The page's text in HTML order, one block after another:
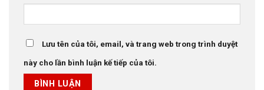
Lưu tên của tôi, email, và trang web trong trình duyệt
này cho lần bình luận kế tiếp của tôi.